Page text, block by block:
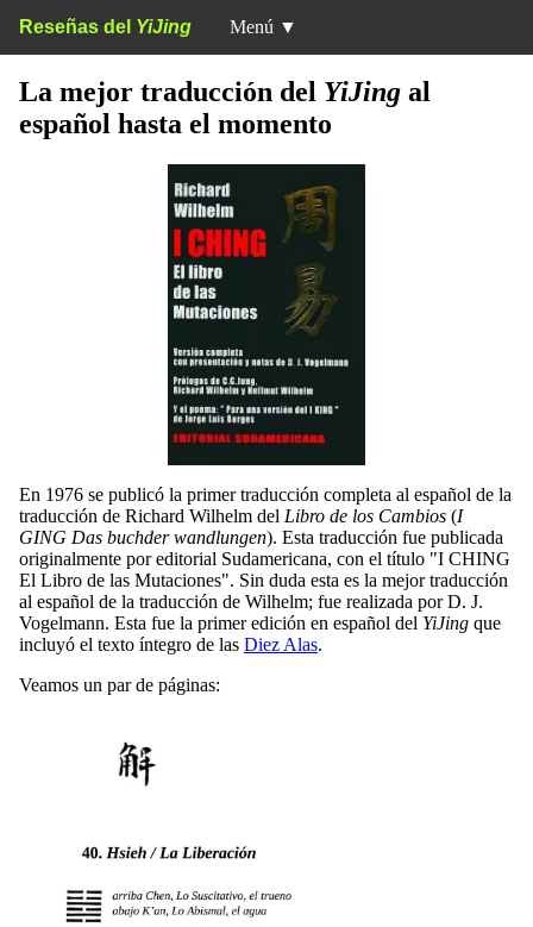
Reseñas del YiJing Menú ▼
La mejor traducción del YiJing al
español hasta el momento
En 1976 se publicó la primer traducción completa al español de la
traducción de Richard Wilhelm del Libro de los Cambios (I
GING Das buchder wandlungen). Esta traducción fue publicada
originalmente por editorial Sudamericana, con el título "I CHING
El Libro de las Mutaciones". Sin duda esta es la mejor traducción
al español de la traducción de Wilhelm; fue realizada por D. J.
Vogelmann. Esta fue la primer edición en español del YiJing que
incluyó el texto íntegro de las Diez Alas.
Veamos un par de páginas: